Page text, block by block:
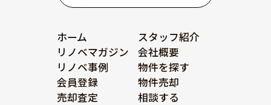
ホーム
スタッフ紹介
リノベマガジン
会社概要
リノベ事例
物件を探す
会員登録
物件売却
売却査定
相談する